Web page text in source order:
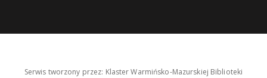
Serwis tworzony przez: Klaster Warmińsko-Mazurskiej Biblioteki